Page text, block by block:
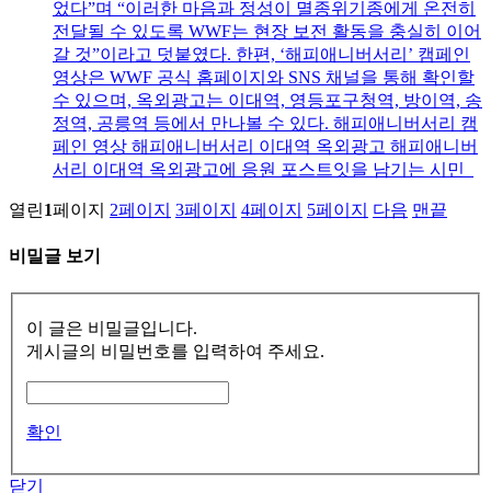
었다”며 “이러한 마음과 정성이 멸종위기종에게 온전히
전달될 수 있도록 WWF는 현장 보전 활동을 충실히 이어
갈 것”이라고 덧붙였다. 한편, ‘해피애니버서리’ 캠페인
영상은 WWF 공식 홈페이지와 SNS 채널을 통해 확인할
수 있으며, 옥외광고는 이대역, 영등포구청역, 방이역, 송
정역, 공릉역 등에서 만나볼 수 있다. 해피애니버서리 캠
페인 영상 해피애니버서리 이대역 옥외광고 해피애니버
서리 이대역 옥외광고에 응원 포스트잇을 남기는 시민
열린1페이지 2페이지 3페이지 4페이지 5페이지 다음 맨끝
비밀글 보기
이 글은 비밀글입니다.
게시글의 비밀번호를 입력하여 주세요.
확인
닫기